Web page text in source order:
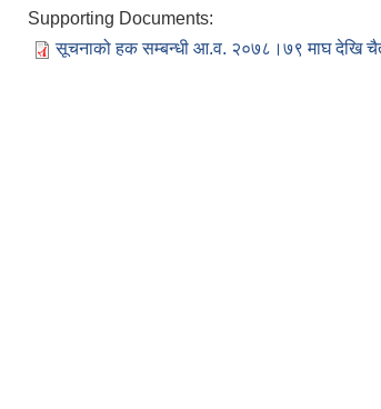
Supporting Documents:
सूचनाको हक सम्बन्धी आ.व. २०७८।७९ माघ देखि